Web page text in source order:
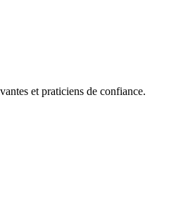
et praticiens de confiance.